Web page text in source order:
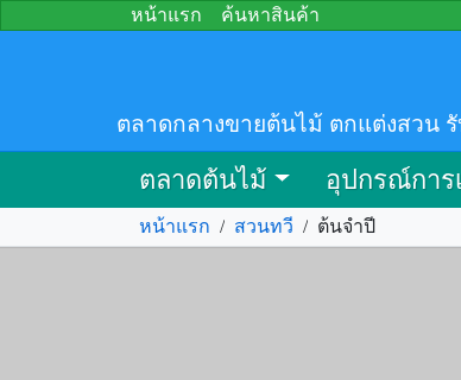
หน้าแรก ค้นหาสินค้า
ตลาดกลางขายต้นไม้ ตกแต่งสวน
ตลาดต้นไม้ อุปกรณ์การ
หน้าแรก / สวนทวี / ต้นจำปี